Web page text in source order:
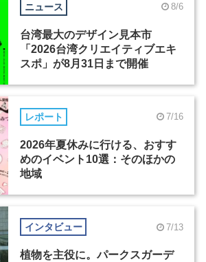
ニュース 8/6
台湾最大のデザイン見本市
「2026台湾クリエイティブエキ
スポ」が8月31日まで開催
レポート 7/16
2026年夏休みに行ける、おすす
めのイベント10選：そのほかの
地域
インタビュー 7/13
植物を主役に。パークスガーデ